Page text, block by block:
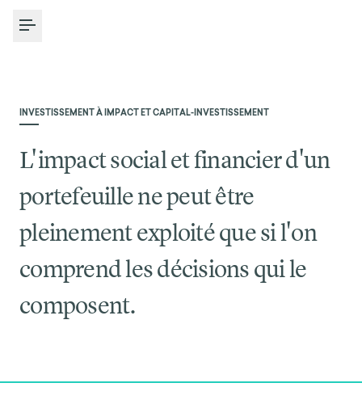
Toggle Menu
INVESTISSEMENT À IMPACT ET CAPITAL-INVESTISSEMENT
L'impact social et financier d'un
portefeuille ne peut être
pleinement exploité que si l'on
comprend les décisions qui le
composent.